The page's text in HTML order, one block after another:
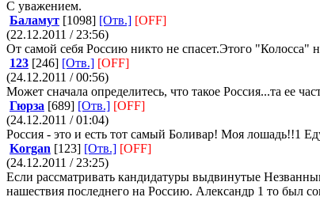
С уважением.
Баламут [1098] [Отв.] [OFF]
(22.12.2011 / 23:56)
От самой себя Россию никто не спасет.Этого "Колосса"
123 [246] [Отв.] [OFF]
(24.12.2011 / 00:56)
Может сначала определитесь, что такое Россия...та ее
Гюрза [689] [Отв.] [OFF]
(24.12.2011 / 01:04)
Россия - это и есть тот самый Боливар! Моя лошадь!!1
Korgan [123] [Отв.] [OFF]
(24.12.2011 / 23:25)
Если рассматривать кандидатуры выдвинутые
нашествия последнего на Россию. Александр 1 то был